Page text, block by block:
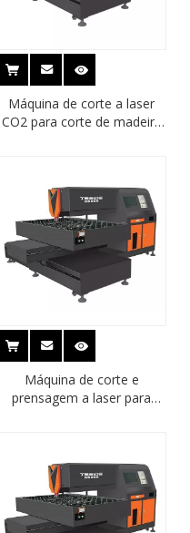
Máquina de corte a laser
CO2 para corte de madeira
Máquina de corte e
prensagem a laser para